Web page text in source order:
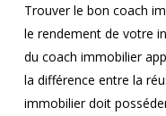
Trouver le bon coach
le rendement de votre
du coach immobilier
la différence entre la
immobilier doit